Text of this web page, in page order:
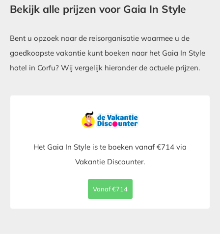
Bekijk alle prijzen voor Gaia In Style
Bent u opzoek naar de reisorganisatie waarmee u de
goedkoopste vakantie kunt boeken naar het Gaia In Style
hotel in Corfu? Wij vergelijk hieronder de actuele prijzen.
Het Gaia In Style is te boeken vanaf €714 via
Vakantie Discounter.
Vanaf €714